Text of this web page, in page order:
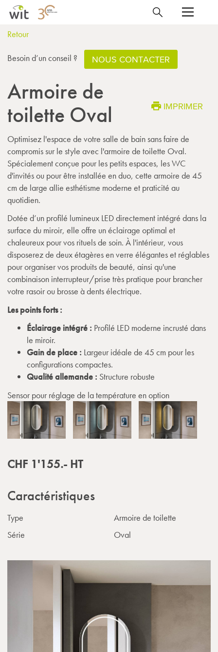
Retour
Besoin d’un conseil ? NOUS CONTACTER
Armoire de
toilette Oval
IMPRIMER
Optimisez l'espace de votre salle de bain sans faire de
compromis sur le style avec l'armoire de toilette Oval.
Spécialement conçue pour les petits espaces, les WC
d'invités ou pour être installée en duo, cette armoire de 45
cm de large allie esthétisme moderne et praticité au
quotidien.
Dotée d’un profilé lumineux LED directement intégré dans la
surface du miroir, elle offre un éclairage optimal et
chaleureux pour vos rituels de soin. À l'intérieur, vous
disposerez de deux étagères en verre élégantes et réglables
pour organiser vos produits de beauté, ainsi qu'une
combinaison interrupteur/prise très pratique pour brancher
votre rasoir ou brosse à dents électrique.
Les points forts :
Éclairage intégré : Profilé LED moderne incrusté dans
le miroir.
Gain de place : Largeur idéale de 45 cm pour les
configurations compactes.
Qualité allemande : Structure robuste
Sensor pour réglage de la température en option
CHF 1'155.- HT
Caractéristiques
Type
Armoire de toilette
Série
Oval